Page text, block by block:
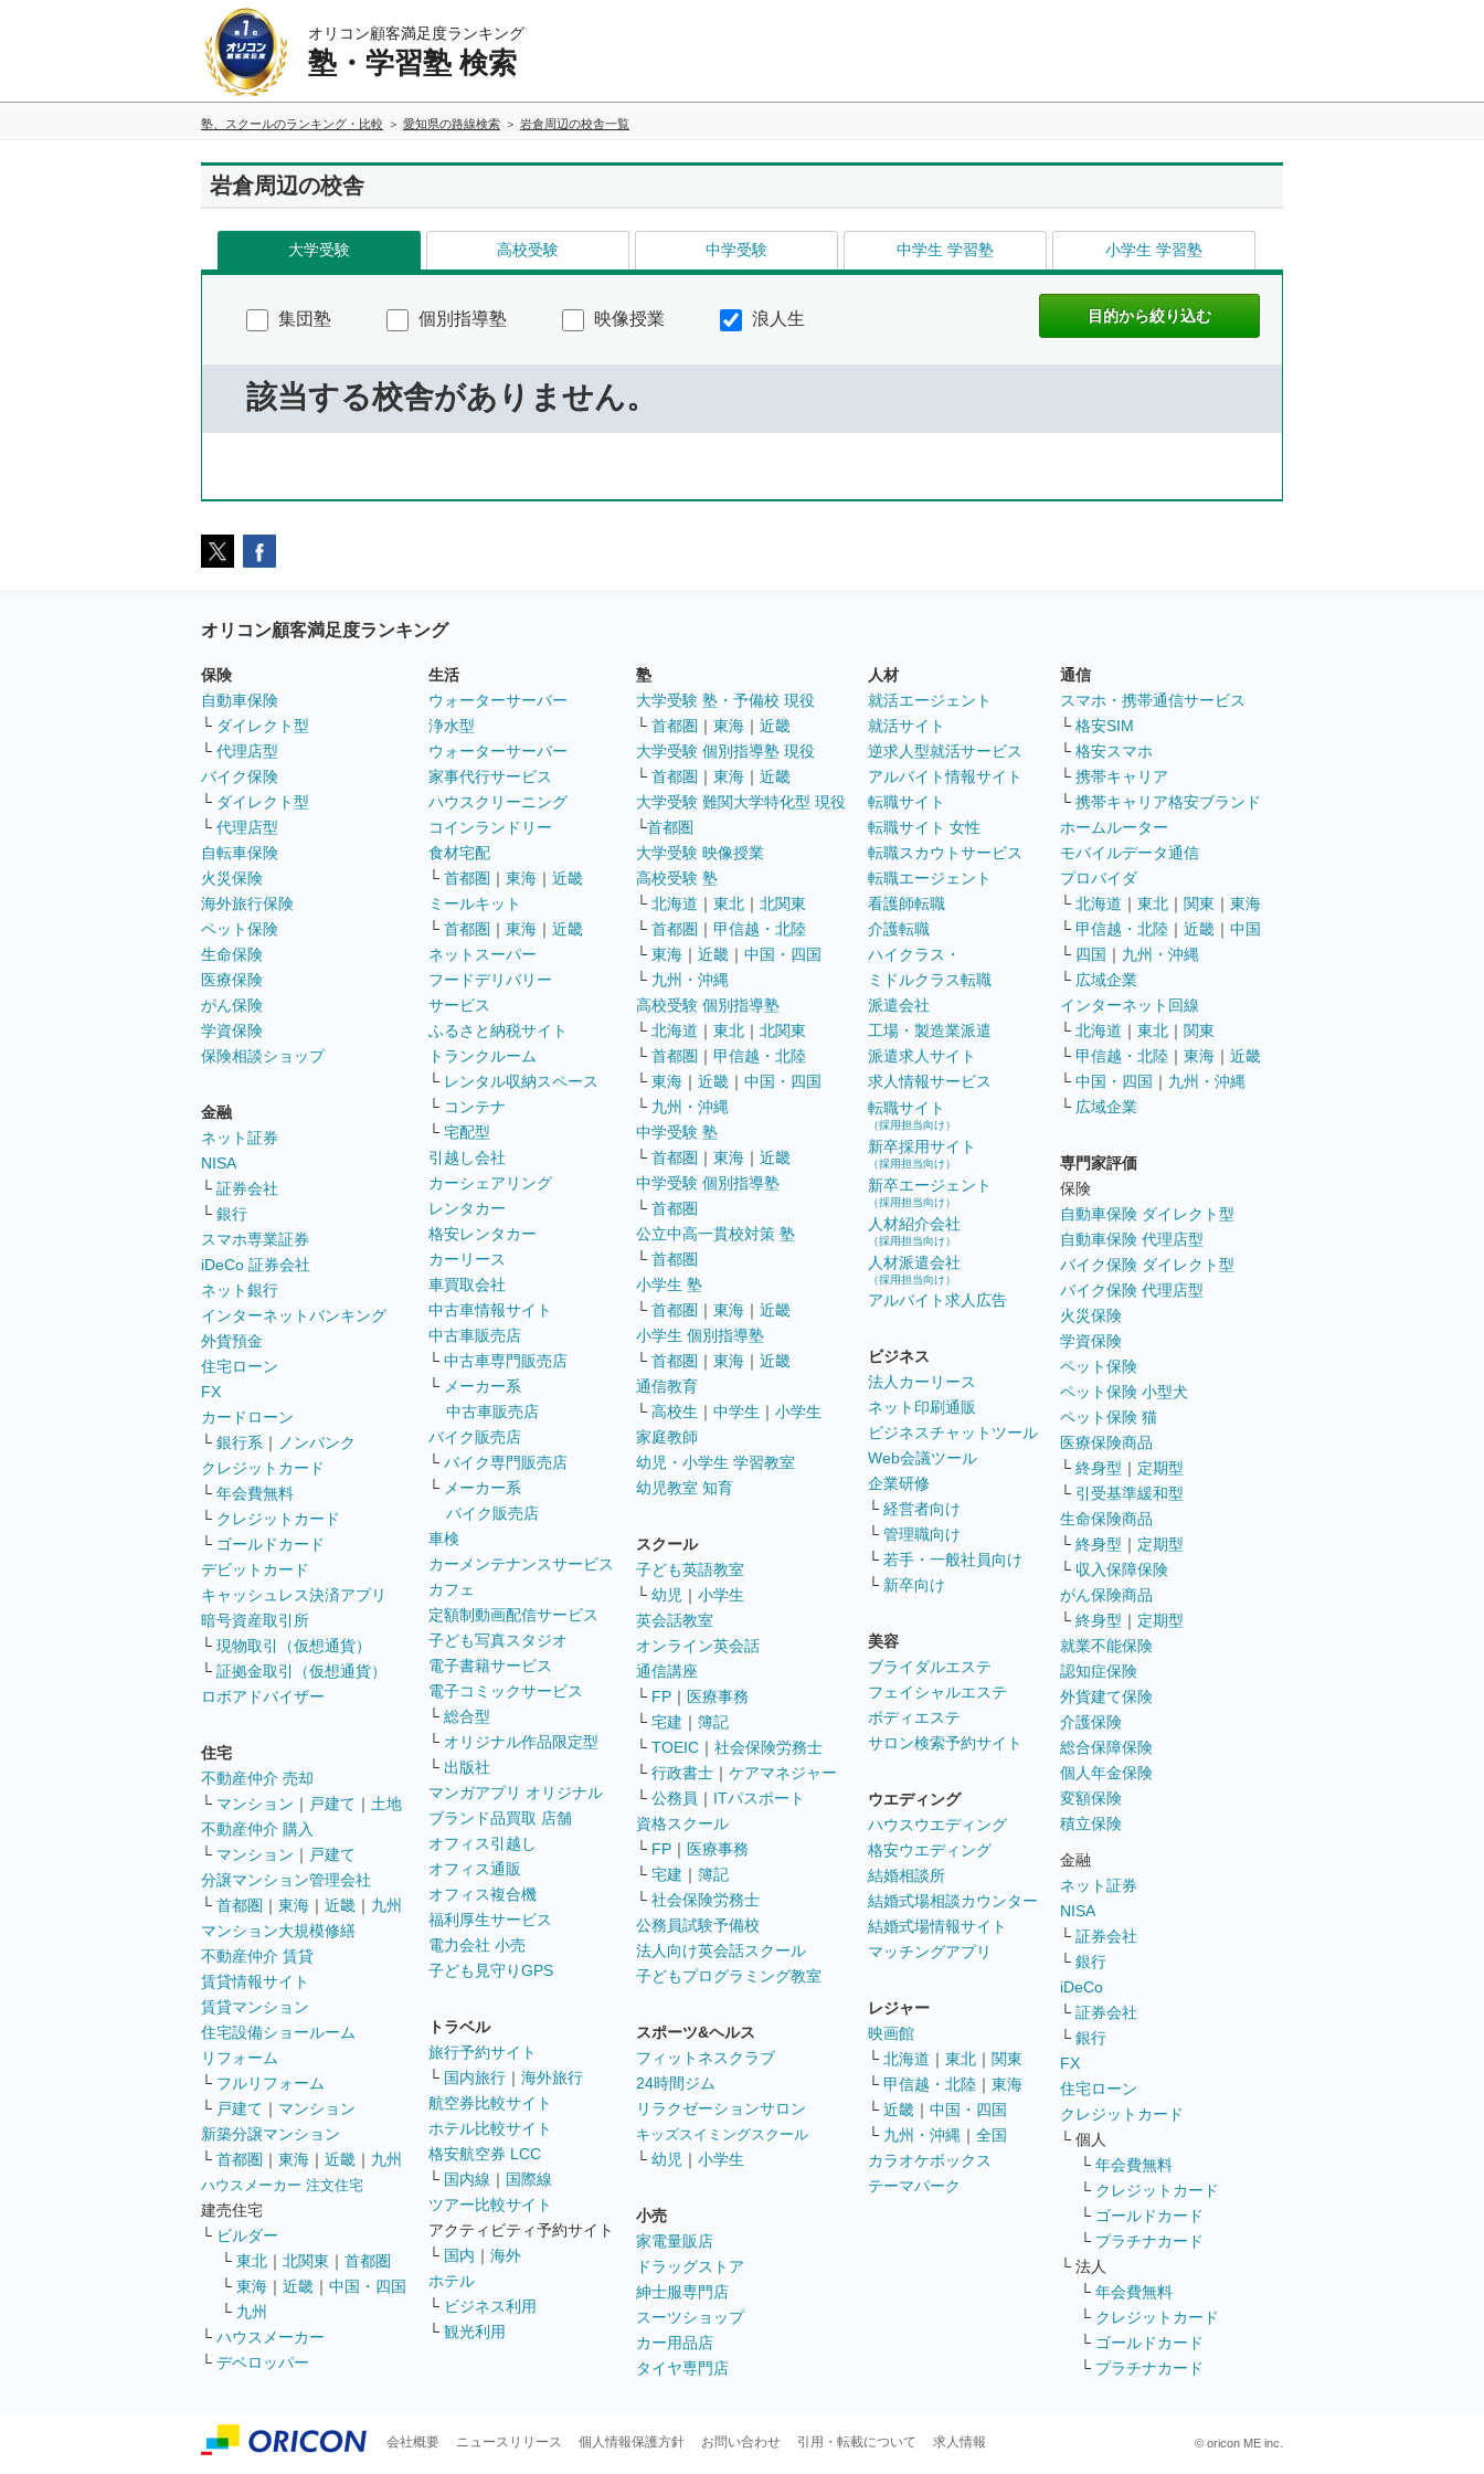
オリコン顧客満足度ランキング
塾・学習塾 検索
塾、スクールのランキング・比較 愛知県の路線検索 岩倉周辺の校舎一覧
岩倉周辺の校舎
大学受験 高校受験 中学受験 中学生 学習塾 小学生 学習塾
集団塾 個別指導塾 映像授業 浪人生
該当する校舎がありません。
オリコン顧客満足度ランキング
保険
自動車保険
└ ダイレクト型
└ 代理店型
バイク保険
└ ダイレクト型
└ 代理店型
自転車保険
火災保険
海外旅行保険
ペット保険
生命保険
医療保険
がん保険
学資保険
保険相談ショップ
金融
ネット証券
NISA
└ 証券会社
└ 銀行
スマホ専業証券
iDeCo 証券会社
ネット銀行
インターネットバンキング
外貨預金
住宅ローン
FX
カードローン
└ 銀行系 ｜
ノンバンク
クレジットカード
└ 年会費無料
└ クレジットカード
└ ゴールドカード
デビットカード
キャッシュレス決済アプリ
暗号資産取引所
└ 現物取引（仮想通貨）
└ 証拠金取引（仮想通貨）
ロボアドバイザー
住宅
不動産仲介 売却
└ マンション ｜ 戸建て ｜ 土地
不動産仲介 購入
└ マンション ｜ 戸建て
分譲マンション管理会社
└ 首都圏 ｜ 東海 ｜ 近畿 ｜ 九州
マンション大規模修繕
不動産仲介 賃貸
賃貸情報サイト
賃貸マンション
住宅設備ショールーム
リフォーム
└ フルリフォーム
└ 戸建て ｜ マンション
新築分譲マンション
└ 首都圏 ｜ 東海 ｜ 近畿 ｜ 九州
ハウスメーカー 注文住宅
建売住宅
└ ビルダー
└ 東北 ｜ 北関東 ｜ 首都圏
└ 東海 ｜ 近畿 ｜ 中国・四国
└ 九州
└ ハウスメーカー
└ デベロッパー
生活
ウォーターサーバー
浄水型
ウォーターサーバー
家事代行サービス
ハウスクリーニング
コインランドリー
食材宅配
└ 首都圏 ｜ 東海 ｜ 近畿
ミールキット
└ 首都圏 ｜ 東海 ｜ 近畿
ネットスーパー
フードデリバリー
サービス
ふるさと納税サイト
トランクルーム
└ レンタル収納スペース
└ コンテナ
└ 宅配型
引越し会社
カーシェアリング
レンタカー
格安レンタカー
カーリース
車買取会社
中古車情報サイト
中古車販売店
└ 中古車専門販売店
└ メーカー系
中古車販売店
バイク販売店
└ バイク専門販売店
└ メーカー系
バイク販売店
車検
カーメンテナンスサービス
カフェ
定額制動画配信サービス
子ども写真スタジオ
電子書籍サービス
電子コミックサービス
└ 総合型
└ オリジナル作品限定型
└ 出版社
マンガアプリ オリジナル
ブランド品買取 店舗
オフィス引越し
オフィス通販
オフィス複合機
福利厚生サービス
電力会社 小売
子ども見守りGPS
トラベル
旅行予約サイト
└ 国内旅行 ｜ 海外旅行
航空券比較サイト
ホテル比較サイト
格安航空券 LCC
└ 国内線 ｜ 国際線
ツアー比較サイト
アクティビティ予約サイト
└ 国内 ｜ 海外
ホテル
└ ビジネス利用
└ 観光利用
塾
大学受験 塾・予備校 現役
└ 首都圏 ｜ 東海 ｜ 近畿
大学受験 個別指導塾 現役
└ 首都圏 ｜ 東海 ｜ 近畿
大学受験 難関大学特化型 現役
└首都圏
大学受験 映像授業
高校受験 塾
└ 北海道 ｜ 東北 ｜ 北関東
└ 首都圏 ｜ 甲信越・北陸
└ 東海 ｜ 近畿 ｜ 中国・四国
└ 九州・沖縄
高校受験 個別指導塾
└ 北海道 ｜ 東北 ｜ 北関東
└ 首都圏 ｜ 甲信越・北陸
└ 東海 ｜ 近畿 ｜ 中国・四国
└ 九州・沖縄
中学受験 塾
└ 首都圏 ｜ 東海 ｜ 近畿
中学受験 個別指導塾
└ 首都圏
公立中高一貫校対策 塾
└ 首都圏
小学生 塾
└ 首都圏 ｜ 東海 ｜ 近畿
小学生 個別指導塾
└ 首都圏 ｜ 東海 ｜ 近畿
通信教育
└ 高校生 ｜ 中学生 ｜ 小学生
家庭教師
幼児・小学生 学習教室
幼児教室 知育
スクール
子ども英語教室
└ 幼児 ｜ 小学生
英会話教室
オンライン英会話
通信講座
└ FP ｜ 医療事務
└ 宅建 ｜ 簿記
└ TOEIC ｜ 社会保険労務士
└ 行政書士 ｜ ケアマネジャー
└ 公務員 ｜ ITパスポート
資格スクール
└ FP ｜ 医療事務
└ 宅建 ｜ 簿記
└ 社会保険労務士
公務員試験予備校
法人向け英会話スクール
子どもプログラミング教室
スポーツ&ヘルス
フィットネスクラブ
24時間ジム
リラクゼーションサロン
キッズスイミングスクール
└ 幼児 ｜ 小学生
小売
家電量販店
ドラッグストア
紳士服専門店
スーツショップ
カー用品店
タイヤ専門店
人材
就活エージェント
就活サイト
逆求人型就活サービス
アルバイト情報サイト
転職サイト
転職サイト 女性
転職スカウトサービス
転職エージェント
看護師転職
介護転職
ハイクラス・
ミドルクラス転職
派遣会社
工場・製造業派遣
派遣求人サイト
求人情報サービス
転職サイト
（採用担当向け）
新卒採用サイト
（採用担当向け）
新卒エージェント
（採用担当向け）
人材紹介会社
（採用担当向け）
人材派遣会社
（採用担当向け）
アルバイト求人広告
ビジネス
法人カーリース
ネット印刷通販
ビジネスチャットツール
Web会議ツール
企業研修
└ 経営者向け
└ 管理職向け
└ 若手・一般社員向け
└ 新卒向け
美容
ブライダルエステ
フェイシャルエステ
ボディエステ
サロン検索予約サイト
ウエディング
ハウスウエディング
格安ウエディング
結婚相談所
結婚式場相談カウンター
結婚式場情報サイト
マッチングアプリ
レジャー
映画館
└ 北海道 ｜ 東北 ｜ 関東
└ 甲信越・北陸 ｜ 東海
└ 近畿 ｜ 中国・四国
└ 九州・沖縄 ｜ 全国
カラオケボックス
テーマパーク
通信
スマホ・携帯通信サービス
└ 格安SIM
└ 格安スマホ
└ 携帯キャリア
└ 携帯キャリア格安ブランド
ホームルーター
モバイルデータ通信
プロバイダ
└ 北海道 ｜ 東北 ｜ 関東 ｜ 東海
└ 甲信越・北陸 ｜ 近畿 ｜ 中国
└ 四国 ｜ 九州・沖縄
└ 広域企業
インターネット回線
└ 北海道 ｜ 東北 ｜ 関東
└ 甲信越・北陸 ｜ 東海 ｜ 近畿
└ 中国・四国 ｜ 九州・沖縄
└ 広域企業
専門家評価
保険
自動車保険 ダイレクト型
自動車保険 代理店型
バイク保険 ダイレクト型
バイク保険 代理店型
火災保険
学資保険
ペット保険
ペット保険 小型犬
ペット保険 猫
医療保険商品
└ 終身型 ｜ 定期型
└ 引受基準緩和型
生命保険商品
└ 終身型 ｜ 定期型
└ 収入保障保険
がん保険商品
└ 終身型 ｜ 定期型
就業不能保険
認知症保険
外貨建て保険
介護保険
総合保障保険
個人年金保険
変額保険
積立保険
金融
ネット証券
NISA
└ 証券会社
└ 銀行
iDeCo
└ 証券会社
└ 銀行
FX
住宅ローン
クレジットカード
└ 個人
└ 年会費無料
└ クレジットカード
└ ゴールドカード
└ プラチナカード
└ 法人
└ 年会費無料
└ クレジットカード
└ ゴールドカード
└ プラチナカード
会社概要 ニュースリリース 個人情報保護方針 お問い合わせ 引用・転載について 求人情報 © oricon ME inc.